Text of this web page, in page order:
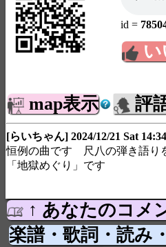
id =
い
map表示 評
[らいちゃん] 2024/12/21 Sat
恒例の曲です 尺八の弾き語り
「地獄めぐり」です
↑ あなたのコメ
楽譜・歌詞・読み